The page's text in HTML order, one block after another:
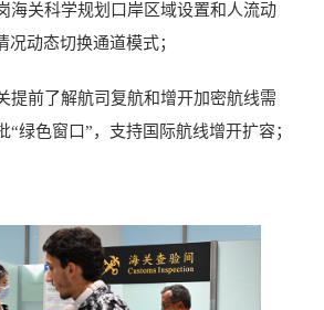
海关科学规划口岸区域设置和人流动
况动态切换通道模式；
提前了解航司复航和增开加密航线需
“绿色窗口”，支持国际航线增开扩容；